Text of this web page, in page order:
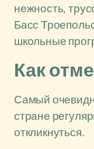
нежность,
Басс
школьные
Как
Самый
стране
откликнуться.